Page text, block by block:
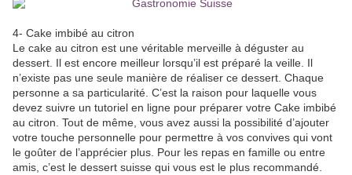
4- Cake imbibé au citron
Le cake au citron est une véritable merveille à déguster au
dessert. Il est encore meilleur lorsqu’il est préparé la veille. Il
n’existe pas une seule manière de réaliser ce dessert. Chaque
personne a sa particularité. C’est la raison pour laquelle vous
devez suivre un tutoriel en ligne pour préparer votre Cake imbibé
au citron. Tout de même, vous avez aussi la possibilité d’ajouter
votre touche personnelle pour permettre à vos convives qui vont
le goûter de l’apprécier plus. Pour les repas en famille ou entre
amis, c’est le dessert suisse qui vous est le plus recommandé.